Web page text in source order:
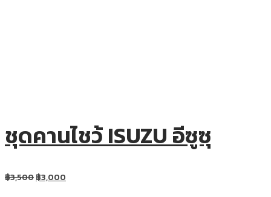
ชุดคานไชว้ ISUZU อีซูซุ
฿3,500฿3,000